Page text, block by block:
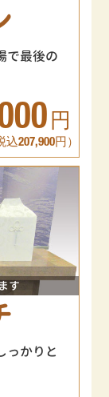
で最後の
円
込207,900円）
す
っかりと